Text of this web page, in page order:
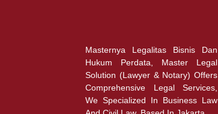
Masternya Legalitas Bisnis Dan
Hukum Perdata, Master Legal
Solution (Lawyer & Notary) Offers
Comprehensive Legal Services,
We Specialized In Business Law